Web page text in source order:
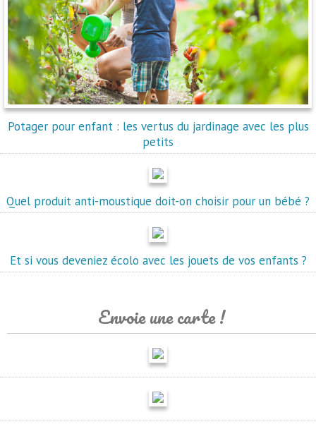
Potager pour enfant : les vertus du jardinage avec les plus
petits
Quel produit anti-moustique doit-on choisir pour un bébé ?
Et si vous deveniez écolo avec les jouets de vos enfants ?
Envoie une carte !